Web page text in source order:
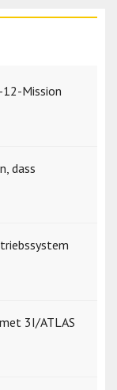
12-Mission
dass
3I/ATLAS